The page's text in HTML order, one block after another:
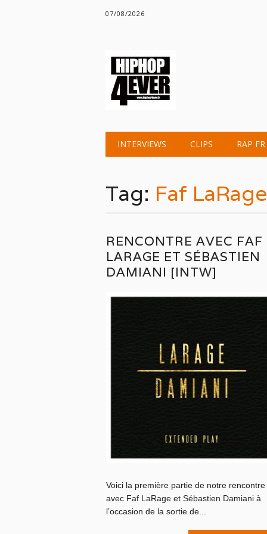
07/08/2026
Main menu
INTERVIEWS CLIPS RAP FR
Tag: Faf LaRage
RENCONTRE AVEC FAF
LARAGE ET SÉBASTIEN
DAMIANI [INTW]
Voici la première partie de notre rencontre
avec Faf LaRage et Sébastien Damiani à
l’occasion de la sortie de...